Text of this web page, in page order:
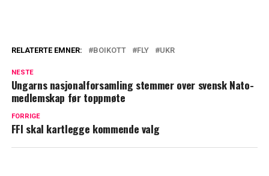
RELATERTE EMNER: BOIKOTT FLY UKR
NESTE
Ungarns nasjonalforsamling stemmer over svensk Nato-
medlemskap før toppmøte
FORRIGE
FFI skal kartlegge kommende valg